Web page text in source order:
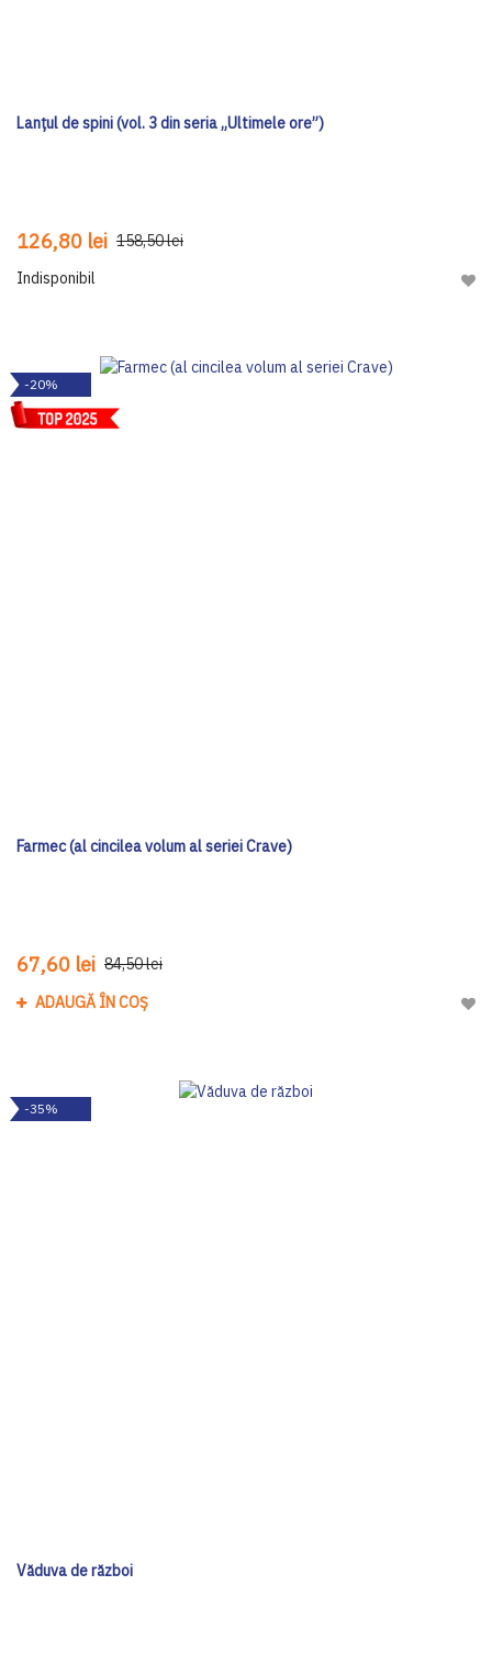
Lanțul de spini (vol. 3 din seria „Ultimele ore”)
126,80 lei 158,50 lei
Indisponibil
-20%
Farmec (al cincilea volum al seriei Crave)
67,60 lei 84,50 lei
ADAUGĂ ÎN COȘ
-35%
Văduva de război